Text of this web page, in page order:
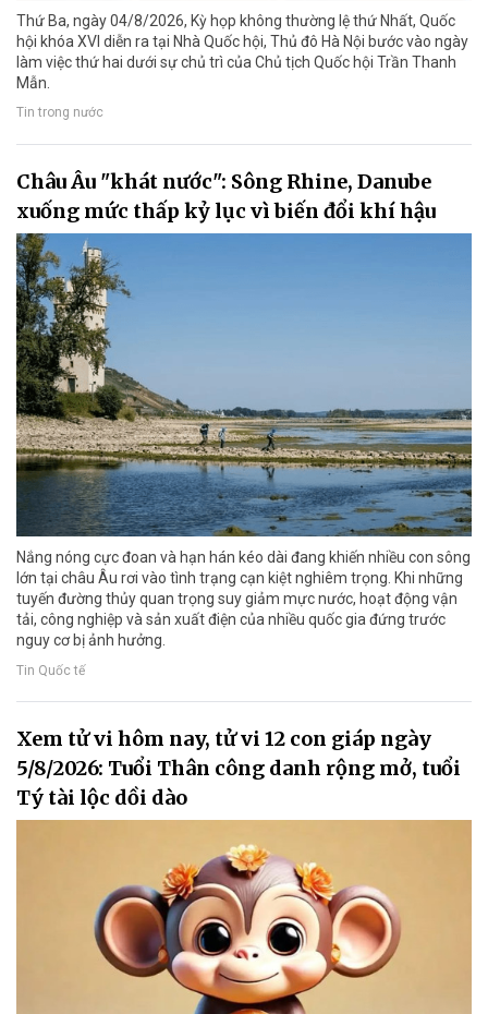
Thứ Ba, ngày 04/8/2026, Kỳ họp không thường lệ thứ Nhất, Quốc
hội khóa XVI diễn ra tại Nhà Quốc hội, Thủ đô Hà Nội bước vào ngày
làm việc thứ hai dưới sự chủ trì của Chủ tịch Quốc hội Trần Thanh
Mẫn.
Tin trong nước
Châu Âu "khát nước": Sông Rhine, Danube
xuống mức thấp kỷ lục vì biến đổi khí hậu
Nắng nóng cực đoan và hạn hán kéo dài đang khiến nhiều con sông
lớn tại châu Âu rơi vào tình trạng cạn kiệt nghiêm trọng. Khi những
tuyến đường thủy quan trọng suy giảm mực nước, hoạt động vận
tải, công nghiệp và sản xuất điện của nhiều quốc gia đứng trước
nguy cơ bị ảnh hưởng.
Tin Quốc tế
Xem tử vi hôm nay, tử vi 12 con giáp ngày
5/8/2026: Tuổi Thân công danh rộng mở, tuổi
Tý tài lộc dồi dào